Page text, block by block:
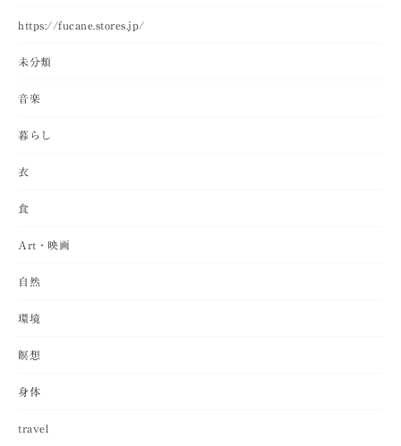
https://fucane.stores.jp/
未分類
音楽
暮らし
衣
食
Art・映画
自然
環境
瞑想
身体
travel